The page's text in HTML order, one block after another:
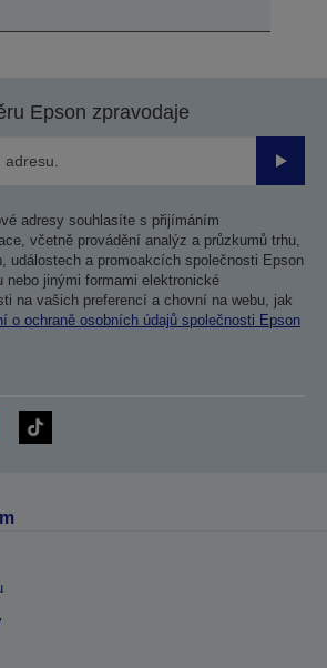
Epson zpravodaje
adresy souhlasíte s přijímáním
včetně provádění analýz a průzkumů trhu,
událostech a promoakcích společnosti Epson
nebo jinými formami elektronické
na vašich preferencí a chovní na webu, jak
o ochraně osobních údajů společnosti Epson